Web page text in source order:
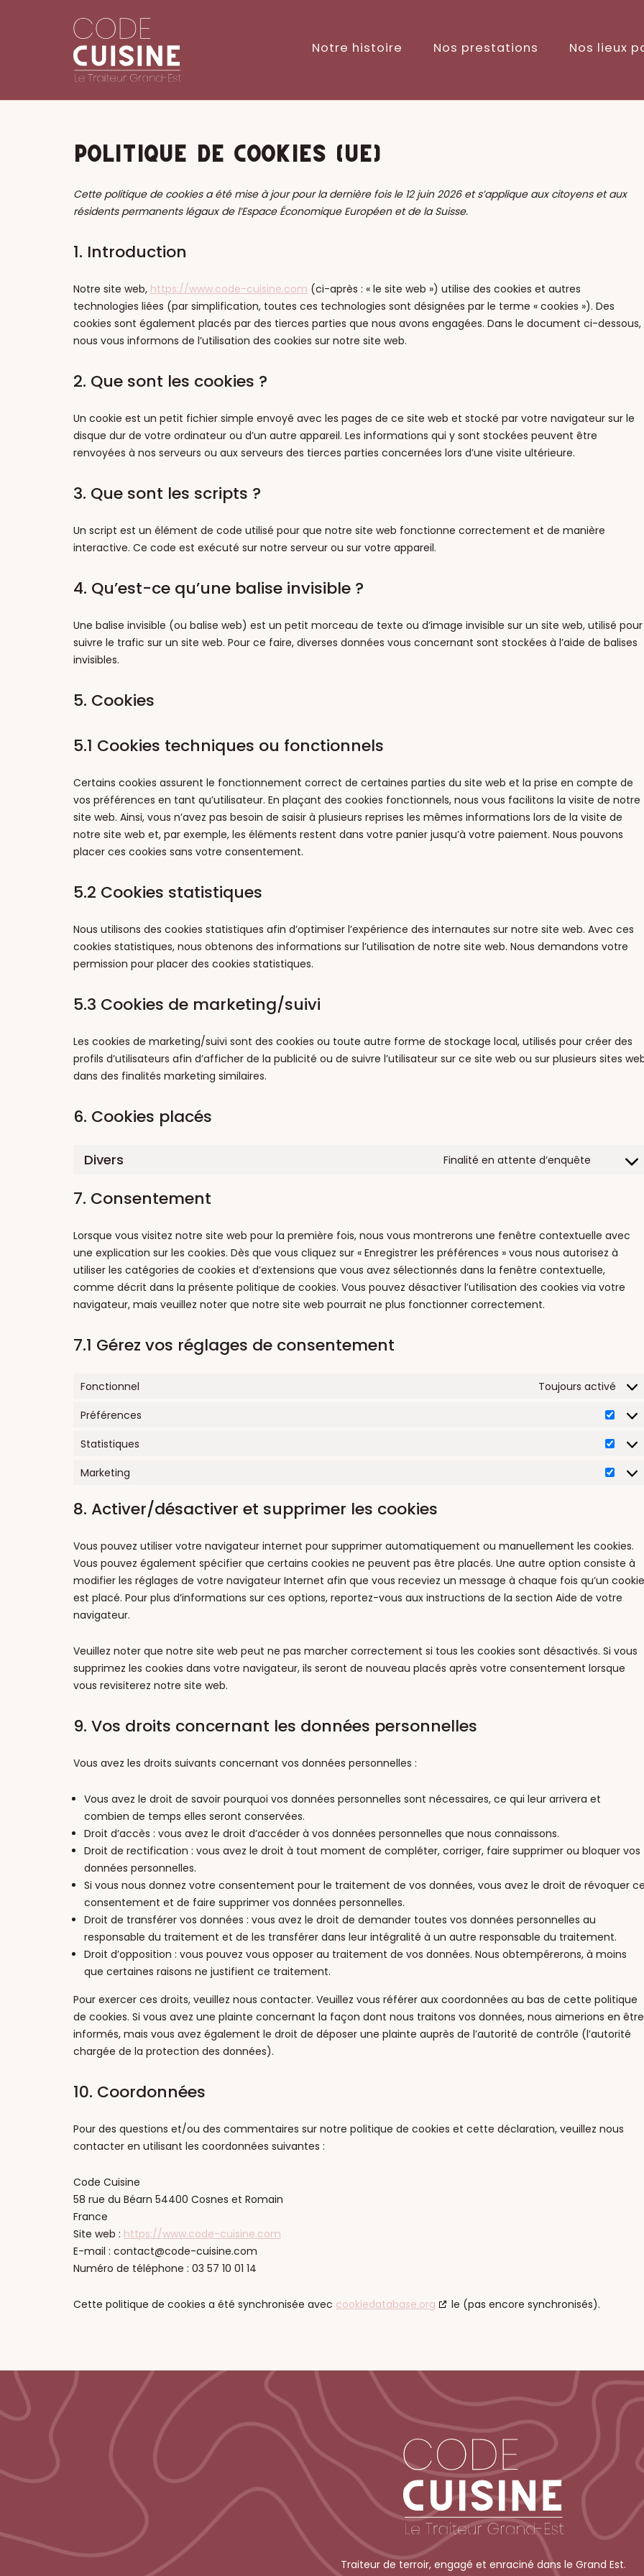
Notre histoire Nos prestations Nos lieux
POLITIQUE DE COOKIES (UE)
Cette politique de cookies a été mise à jour pour la dernière fois le 12 juin 2026 et s’applique aux citoyens et aux
résidents permanents légaux de l’Espace Économique Européen et de la Suisse.
1. Introduction
Notre site web, https://www.code-cuisine.com (ci-après : « le site web ») utilise des cookies et autres
technologies liées (par simplification, toutes ces technologies sont désignées par le terme « cookies »). Des
cookies sont également placés par des tierces parties que nous avons engagées. Dans le document ci-dessous,
nous vous informons de l’utilisation des cookies sur notre site web.
2. Que sont les cookies ?
Un cookie est un petit fichier simple envoyé avec les pages de ce site web et stocké par votre navigateur sur le
disque dur de votre ordinateur ou d’un autre appareil. Les informations qui y sont stockées peuvent être
renvoyées à nos serveurs ou aux serveurs des tierces parties concernées lors d’une visite ultérieure.
3. Que sont les scripts ?
Un script est un élément de code utilisé pour que notre site web fonctionne correctement et de manière
interactive. Ce code est exécuté sur notre serveur ou sur votre appareil.
4. Qu’est-ce qu’une balise invisible ?
Une balise invisible (ou balise web) est un petit morceau de texte ou d’image invisible sur un site web, utilisé pour
suivre le trafic sur un site web. Pour ce faire, diverses données vous concernant sont stockées à l’aide de balises
invisibles.
5. Cookies
5.1 Cookies techniques ou fonctionnels
Certains cookies assurent le fonctionnement correct de certaines parties du site web et la prise en compte de
vos préférences en tant qu’utilisateur. En plaçant des cookies fonctionnels, nous vous facilitons la visite de notre
site web. Ainsi, vous n’avez pas besoin de saisir à plusieurs reprises les mêmes informations lors de la visite de
notre site web et, par exemple, les éléments restent dans votre panier jusqu’à votre paiement. Nous pouvons
placer ces cookies sans votre consentement.
5.2 Cookies statistiques
Nous utilisons des cookies statistiques afin d’optimiser l’expérience des internautes sur notre site web. Avec ces
cookies statistiques, nous obtenons des informations sur l’utilisation de notre site web. Nous demandons votre
permission pour placer des cookies statistiques.
5.3 Cookies de marketing/suivi
Les cookies de marketing/suivi sont des cookies ou toute autre forme de stockage local, utilisés pour créer des
profils d’utilisateurs afin d’afficher de la publicité ou de suivre l’utilisateur sur ce site web ou sur plusieurs sites
dans des finalités marketing similaires.
6. Cookies placés
Divers Finalité en attente d’enquête
Consent
7. Consentement
Lorsque vous visitez notre site web pour la première fois, nous vous montrerons une fenêtre contextuelle avec
une explication sur les cookies. Dès que vous cliquez sur « Enregistrer les préférences » vous nous autorisez à
utiliser les catégories de cookies et d’extensions que vous avez sélectionnés dans la fenêtre contextuelle,
comme décrit dans la présente politique de cookies. Vous pouvez désactiver l’utilisation des cookies via votre
navigateur, mais veuillez noter que notre site web pourrait ne plus fonctionner correctement.
7.1 Gérez vos réglages de consentement
Fonctionnel
Toujours activé
Préférences
Statistiques
Marketing
8. Activer/désactiver et supprimer les cookies
Vous pouvez utiliser votre navigateur internet pour supprimer automatiquement ou manuellement les cookies.
Vous pouvez également spécifier que certains cookies ne peuvent pas être placés. Une autre option consiste à
modifier les réglages de votre navigateur Internet afin que vous receviez un message à chaque fois qu’un cookie
est placé. Pour plus d’informations sur ces options, reportez-vous aux instructions de la section Aide de votre
navigateur.
Veuillez noter que notre site web peut ne pas marcher correctement si tous les cookies sont désactivés. Si vous
supprimez les cookies dans votre navigateur, ils seront de nouveau placés après votre consentement lorsque
vous revisiterez notre site web.
9. Vos droits concernant les données personnelles
Vous avez les droits suivants concernant vos données personnelles :
Vous avez le droit de savoir pourquoi vos données personnelles sont nécessaires, ce qui leur arrivera et
combien de temps elles seront conservées.
Droit d’accès : vous avez le droit d’accéder à vos données personnelles que nous connaissons.
Droit de rectification : vous avez le droit à tout moment de compléter, corriger, faire supprimer ou bloquer vos
données personnelles.
Si vous nous donnez votre consentement pour le traitement de vos données, vous avez le droit de révoquer
consentement et de faire supprimer vos données personnelles.
Droit de transférer vos données : vous avez le droit de demander toutes vos données personnelles au
responsable du traitement et de les transférer dans leur intégralité à un autre responsable du traitement.
Droit d’opposition : vous pouvez vous opposer au traitement de vos données. Nous obtempérerons, à moins
que certaines raisons ne justifient ce traitement.
Pour exercer ces droits, veuillez nous contacter. Veuillez vous référer aux coordonnées au bas de cette politique
de cookies. Si vous avez une plainte concernant la façon dont nous traitons vos données, nous aimerions en être
informés, mais vous avez également le droit de déposer une plainte auprès de l’autorité de contrôle (l’autorité
chargée de la protection des données).
10. Coordonnées
Pour des questions et/ou des commentaires sur notre politique de cookies et cette déclaration, veuillez nous
contacter en utilisant les coordonnées suivantes :
Code Cuisine
58 rue du Béarn 54400 Cosnes et Romain
France
Site web : https://www.code-cuisine.com
E-mail : contact@code-cuisine.com
Numéro de téléphone : 03 57 10 01 14
Cette politique de cookies a été synchronisée avec cookiedatabase.org le (pas encore synchronisés).
Traiteur de terroir, engagé et enraciné dans le Grand Est.